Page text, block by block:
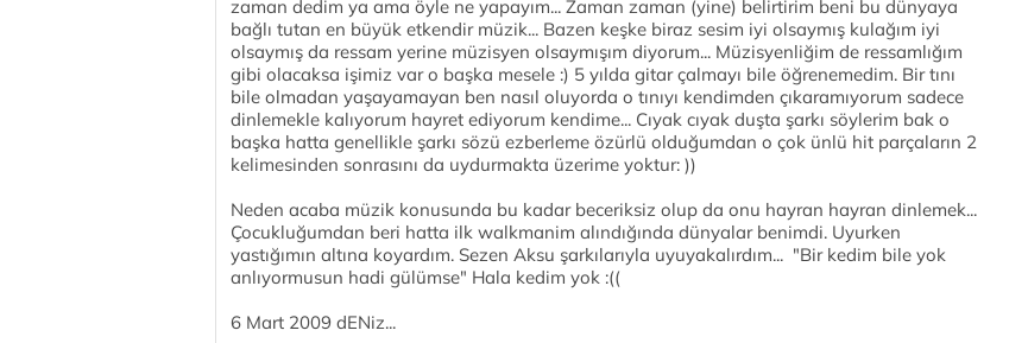
zaman dedim ya ama öyle ne yapayım... Zaman zaman (yine) belirtirim beni bu dünyaya
bağlı tutan en büyük etkendir müzik... Bazen keşke biraz sesim iyi olsaymış kulağım iyi
olsaymış da ressam yerine müzisyen olsaymışım diyorum... Müzisyenliğim de ressamlığım
gibi olacaksa işimiz var o başka mesele :) 5 yılda gitar çalmayı bile öğrenemedim. Bir tını
bile olmadan yaşayamayan ben nasıl oluyorda o tınıyı kendimden çıkaramıyorum sadece
dinlemekle kalıyorum hayret ediyorum kendime... Cıyak cıyak duşta şarkı söylerim bak o
başka hatta genellikle şarkı sözü ezberleme özürlü olduğumdan o çok ünlü hit parçaların 2
kelimesinden sonrasını da uydurmakta üzerime yoktur: ))
Neden acaba müzik konusunda bu kadar beceriksiz olup da onu hayran hayran dinlemek...
Çocukluğumdan beri hatta ilk walkmanim alındığında dünyalar benimdi. Uyurken
yastığımın altına koyardım. Sezen Aksu şarkılarıyla uyuyakalırdım... "Bir kedim bile yok
anlıyormusun hadi gülümse" Hala kedim yok :((
6 Mart 2009 dENiz...